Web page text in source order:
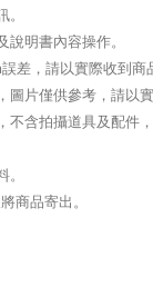
明書內容操作。
差，請以實際收到商
片僅供參考，請以實
不含拍攝道具及配件
商品寄出。